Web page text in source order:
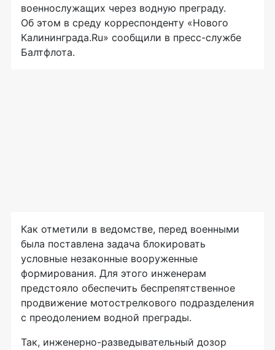
военнослужащих через водную преграду.
Об этом в среду корреспонденту «Нового
Калининграда.Ru» сообщили в пресс-службе
Балтфлота.
Как отметили в ведомстве, перед военными
была поставлена задача блокировать
условные незаконные вооруженные
формирования. Для этого инженерам
предстояло обеспечить беспрепятственное
продвижение мотострелкового подразделения
с преодолением водной преграды.
Так, инженерно-разведывательный дозор